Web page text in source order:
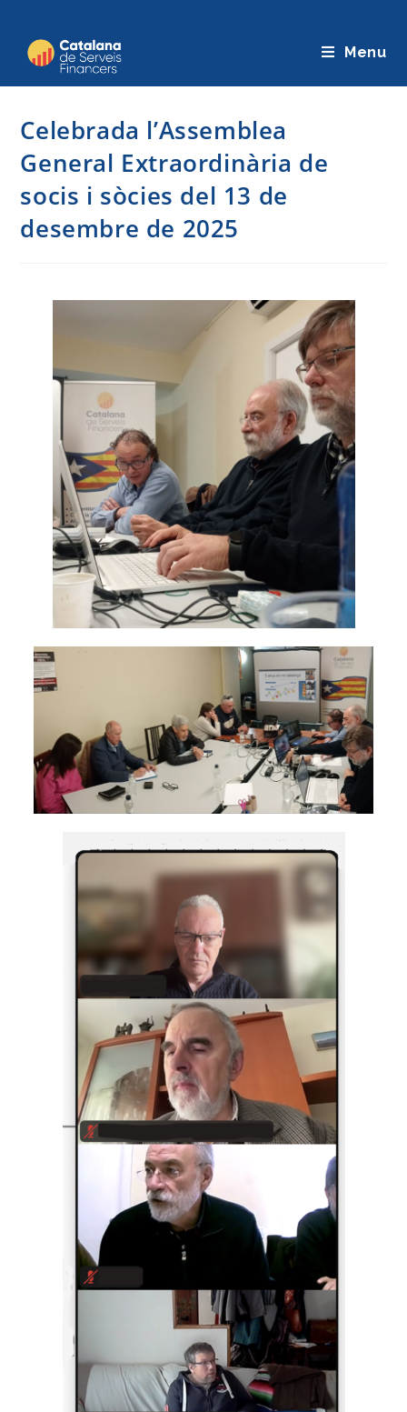
contingut
Menu
Celebrada l’Assemblea
General Extraordinària de
socis i sòcies del 13 de
desembre de 2025